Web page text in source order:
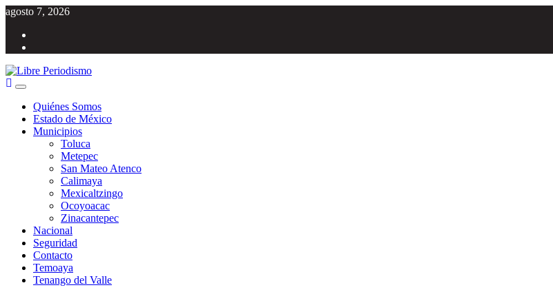
Saltar
contenido
agosto 7, 2026
Menú
principal
Quiénes Somos
Estado de México
Municipios
Toluca
Metepec
San Mateo Atenco
Calimaya
Mexicaltzingo
Ocoyoacac
Zinacantepec
Nacional
Seguridad
Contacto
Temoaya
Tenango del Valle